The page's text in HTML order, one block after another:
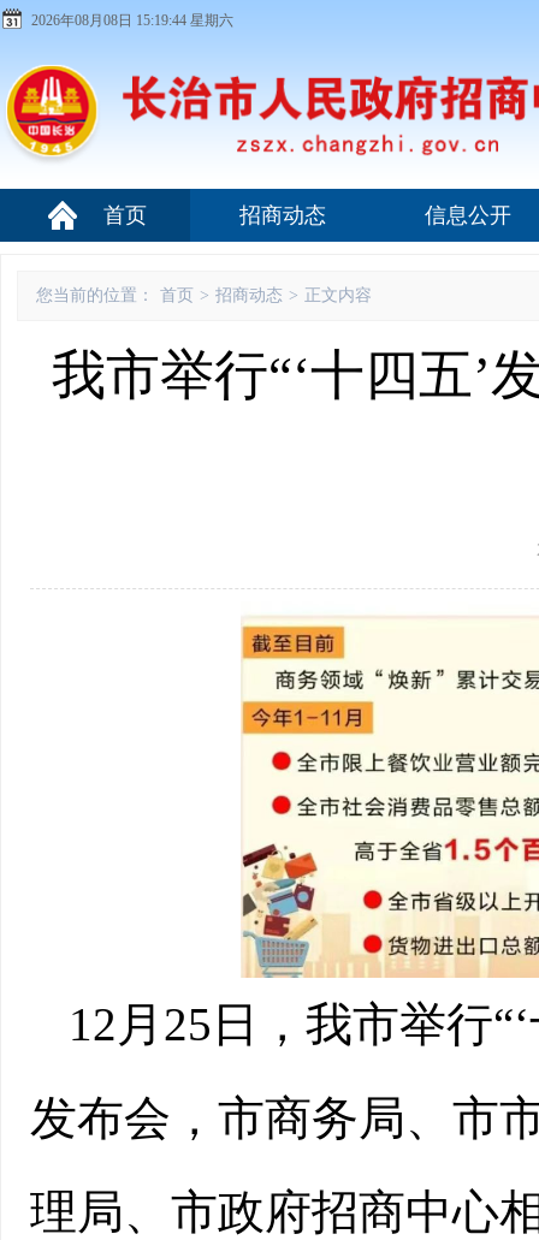
2026年08月08日 15:19:45 星期六
首页 招商动态 信息公开
您当前的位置： 首页 > 招商动态 > 正文内容
我市举行“‘十四五’
12月25日，我市举行
发布会，市商务局、市
理局、市政府招商中心